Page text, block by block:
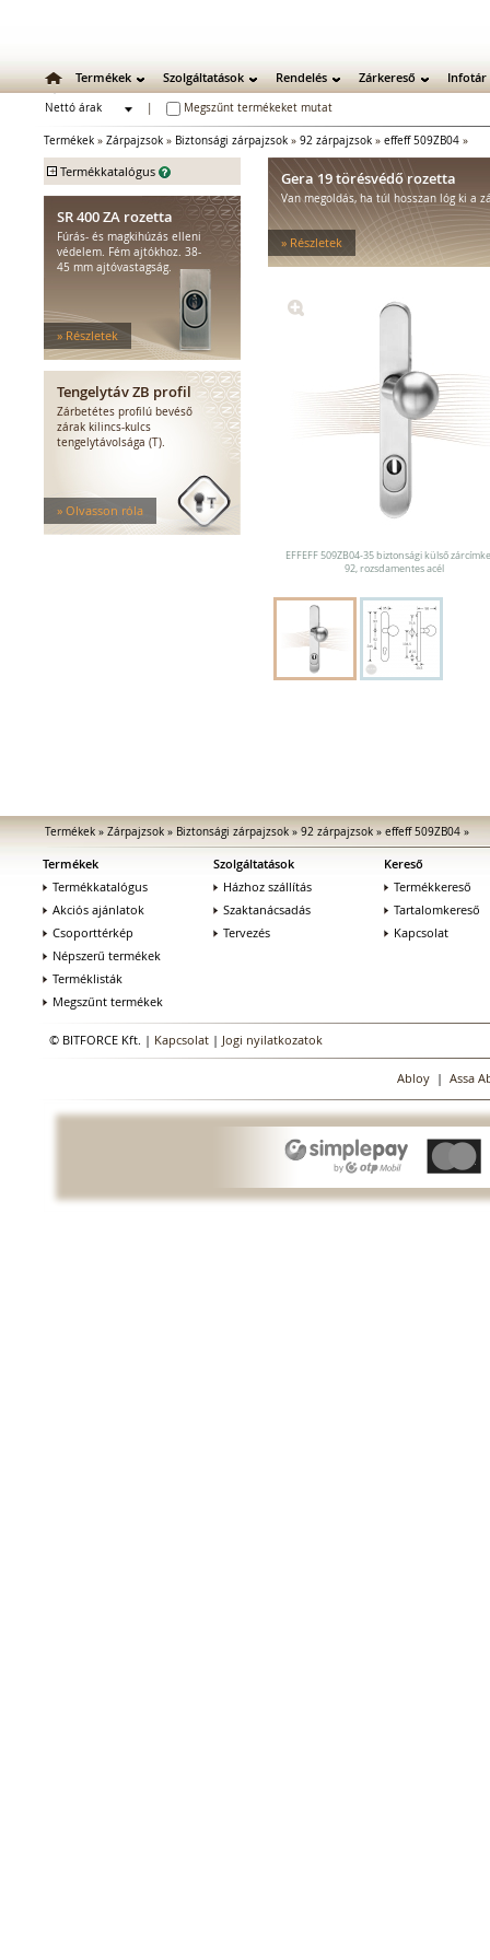
Termékek Szolgáltatások Rendelés Zárkereső Infotár
Nettó árak
Megszűnt termékeket mutat
Termékek » Zárpajzsok » Biztonsági zárpajzsok » 92 zárpajzsok » effeff 509ZB04 »
+ Termékkatalógus
Mechanikus bevéső zárak
Zárbetétek
Lakatok
Zárpajzsok
Biztonsági zárpajzsok
Zárpajzsok tűzgátló ajtókhoz
Hosszú zárpajzsok
Rövid zárpajzsok
Kilincsrudak, tengelyek
Mechanikus kiegészítők
Elektromos zárak
Elektromos bevéső zárak
SR 400 ZA rozetta
Fúrás- és magkihúzás elleni
védelem. Fém ajtókhoz. 38-
45 mm ajtóvastagság.
» Részletek
Tengelytáv ZB profil
Zárbetétes profilú bevéső
zárak kilincs-kulcs
tengelytávolsága (T).
» Olvasson róla
Gera 19 törésvédő rozetta
Van megoldás, ha túl hosszan lóg ki a
» Részletek
EFFEFF 509ZB04-35 biztonsági külső
92, rozsdamentes acél
Termékek» Zárpajzsok» Biztonsági zárpajzsok» 92 zárpajzsok» effeff 509ZB04»
Termékek
Termékkatalógus
Akciós ajánlatok
Csoporttérkép
Népszerű termékek
Terméklisták
Megszűnt termékek
Szolgáltatások
Házhoz szállítás
Szaktanácsadás
Tervezés
Kereső
Termékkereső
Tartalomkereső
Kapcsolat
© BITFORCE Kft. | Kapcsolat | Jogi nyilatkozatok
Abloy| Assa